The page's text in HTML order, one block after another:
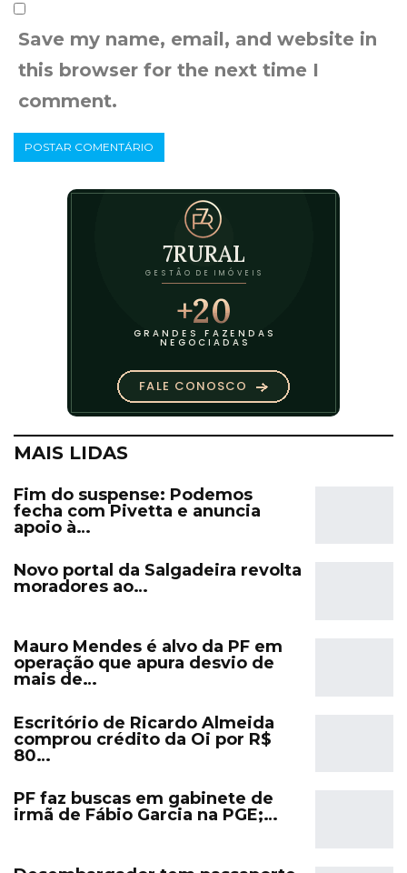
Save my name, email, and website in
this browser for the next time I
comment.
MAIS LIDAS
Fim do suspense: Podemos
fecha com Pivetta e anuncia
apoio à…
Novo portal da Salgadeira revolta
moradores ao…
Mauro Mendes é alvo da PF em
operação que apura desvio de
mais de…
Escritório de Ricardo Almeida
comprou crédito da Oi por R$
80…
PF faz buscas em gabinete de
irmã de Fábio Garcia na PGE;…